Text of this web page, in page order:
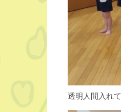
透明人間入れ